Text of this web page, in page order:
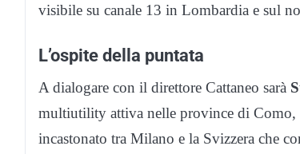
visibile su canale 13 in Lombardia e sul
L’ospite della puntata
A dialogare con il direttore Cattaneo sarà
multiutility attiva nelle province di Como,
incastonato tra Milano e la Svizzera che